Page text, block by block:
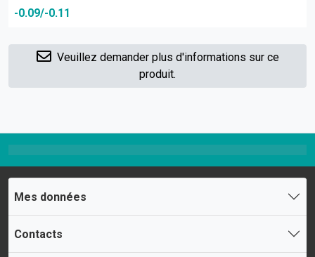
-0.09/-0.11
Veuillez demander plus d'informations sur ce
produit.
Mes données
Contacts